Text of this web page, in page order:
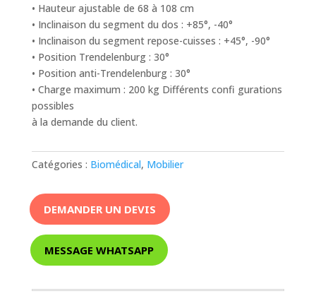
• Hauteur ajustable de 68 à 108 cm
• Inclinaison du segment du dos : +85°, -40°
• Inclinaison du segment repose-cuisses : +45°, -90°
• Position Trendelenburg : 30°
• Position anti-Trendelenburg : 30°
• Charge maximum : 200 kg Différents confi gurations
possibles
à la demande du client.
Catégories : Biomédical, Mobilier
DEMANDER UN DEVIS
MESSAGE WHATSAPP